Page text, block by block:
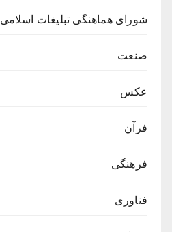
شورای هماهنگی تبلیغات اسلامی
صنعت
عکس
فرآن
فرهنگی
فناوری